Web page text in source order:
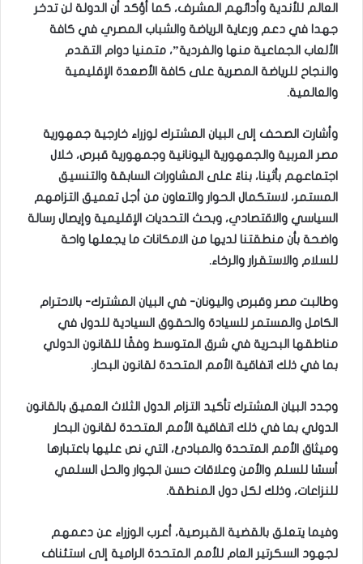
العالم للأندية وأدائهم المشرف، كما أؤكد أن الدولة لن تدخر
جهدا في دعم ورعاية الرياضة والشباب المصري في كافة
الألعاب الجماعية منها والفردية”، متمنيا دوام التقدم
والنجاح للرياضة المصرية على كافة الأصعدة الإقليمية
والعالمية.
وأشارت الصحف إلى البيان المشترك لوزراء خارجية جمهورية
مصر العربية والجمهورية اليونانية وجمهورية قبرص، خلال
اجتماعهم بأثينا، بناءً على المشاورات السابقة والتنسيق
المستمر، لاستكمال الحوار والتعاون من أجل تعميق التزامهم
السياسي والاقتصادي، وبحث التحديات الإقليمية وإيصال رسالة
واضحة بأن منطقتنا لديها من الامكانات ما يجعلها واحة
للسلام والاستقرار والرخاء.
وطالبت مصر وقبرص واليونان- في البيان المشترك- بالاحترام
الكامل والمستمر للسيادة والحقوق السيادية للدول في
مناطقها البحرية في شرق المتوسط وفقًا للقانون الدولي
بما في ذلك اتفاقية الأمم المتحدة لقانون البحار.
وجدد البيان المشترك تأكيد التزام الدول الثلاث العميق بالقانون
الدولي بما في ذلك اتفاقية الأمم المتحدة لقانون البحار
وميثاق الأمم المتحدة والمبادئ، التي نص عليها باعتبارها
أسسًا للسلم والأمن وعلاقات حسن الجوار والحل السلمي
للنزاعات، وذلك لكل دول المنطقة.
وفيما يتعلق بالقضية القبرصية، أعرب الوزراء عن دعمهم
لجهود السكرتير العام للأمم المتحدة الرامية إلى استئناف